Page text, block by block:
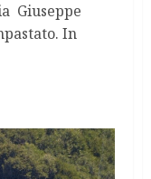
Giuseppe
In